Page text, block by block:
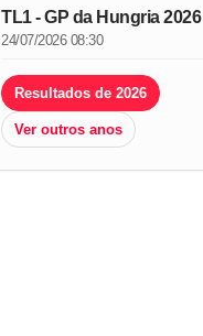
TL1 - GP da Hungria 2026
24/07/2026 08:30
Resultados de 2026
Ver outros anos